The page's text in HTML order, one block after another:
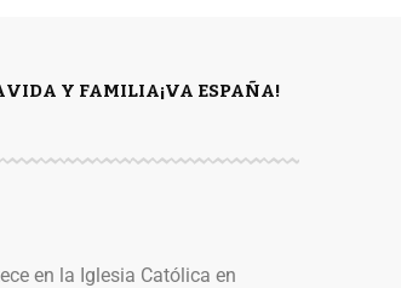
VIDA Y FAMILIA¡VA ESPAÑA!
en la Iglesia Católica en